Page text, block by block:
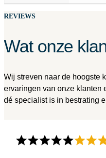
REVIEWS
Wat onze
Wij streven naar de hoogste
ervaringen van onze klanten
dé specialist is in bestrating